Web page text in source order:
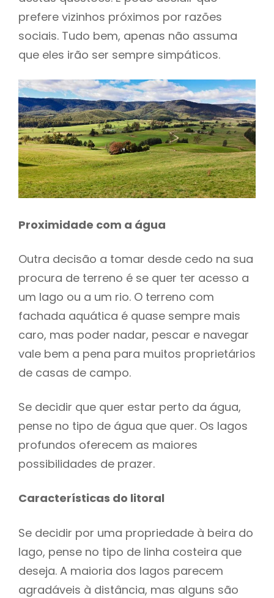
prefere vizinhos próximos por razões
sociais. Tudo bem, apenas não assuma
que eles irão ser sempre simpáticos.
Proximidade com a água
Outra decisão a tomar desde cedo na sua
procura de terreno é se quer ter acesso a
um lago ou a um rio. O terreno com
fachada aquática é quase sempre mais
caro, mas poder nadar, pescar e navegar
vale bem a pena para muitos proprietários
de casas de campo.
Se decidir que quer estar perto da água,
pense no tipo de água que quer. Os lagos
profundos oferecem as maiores
possibilidades de prazer.
Características do litoral
Se decidir por uma propriedade à beira do
lago, pense no tipo de linha costeira que
deseja. A maioria dos lagos parecem
agradáveis à distância, mas alguns são